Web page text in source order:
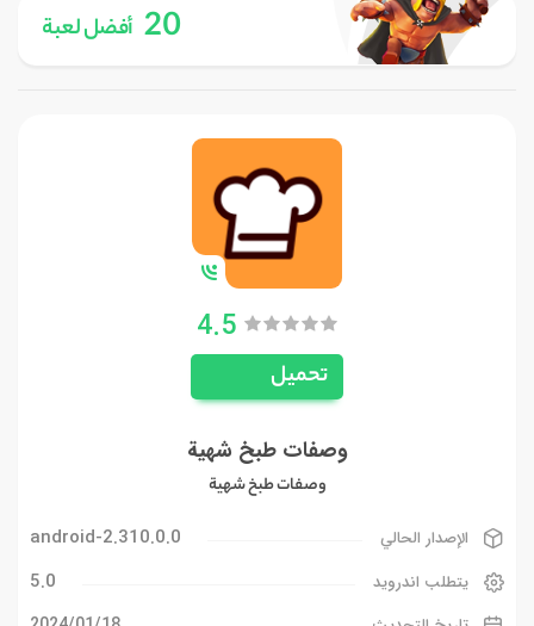
20 أفضل لعبة
4.5
تحميل
وصفات طبخ شهية
وصفات طبخ شهية
الإصدار الحالي 2.310.0.0-android
يتطلب اندرويد 5.0